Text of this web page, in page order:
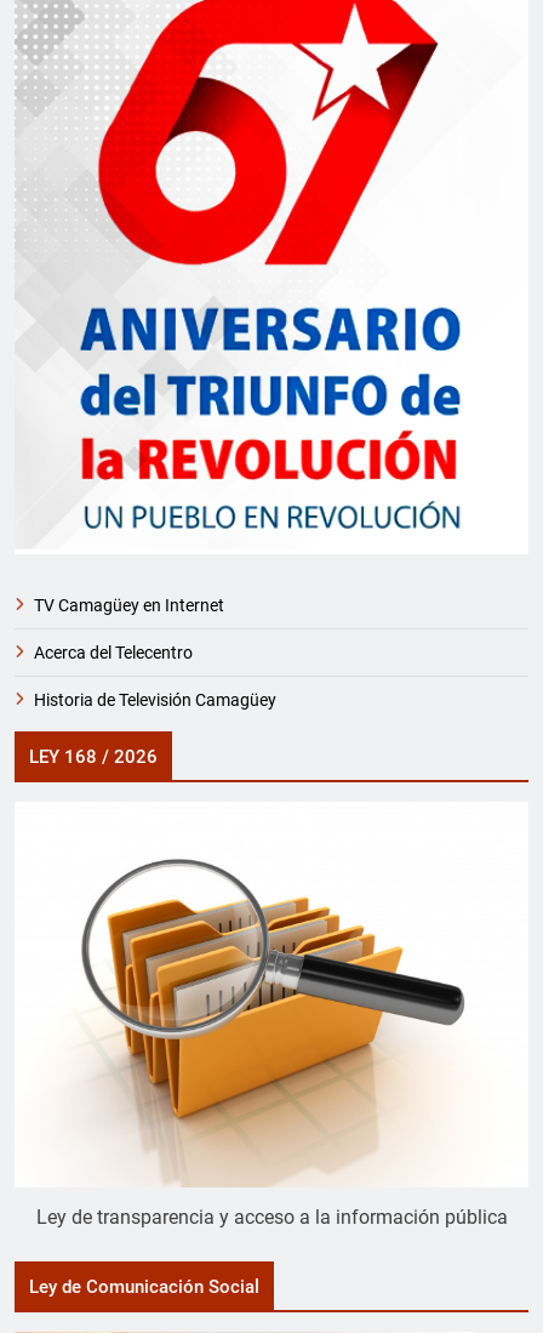
TV Camagüey en Internet
Acerca del Telecentro
Historia de Televisión Camagüey
LEY 168 / 2026
Ley de transparencia y acceso a la información pública
Ley de Comunicación Social